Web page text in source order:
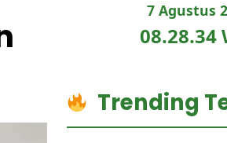
7 Agustus
08.28.35
Trending